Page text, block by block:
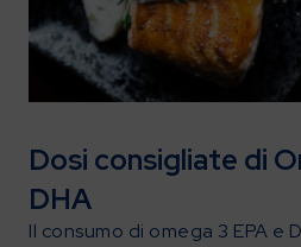
Dosi consigliate di
DHA
Il consumo di omega 3 EPA e